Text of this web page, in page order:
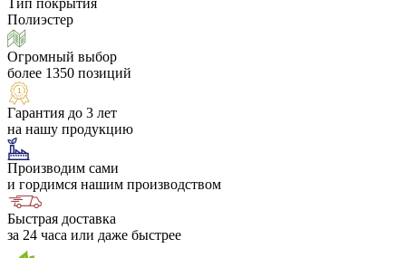
Полиэстер
Огромный выбор
более 1350 позиций
Гарантия до 3 лет
на нашу продукцию
Производим сами
и гордимся нашим производством
Быстрая доставка
за 24 часа или даже быстрее